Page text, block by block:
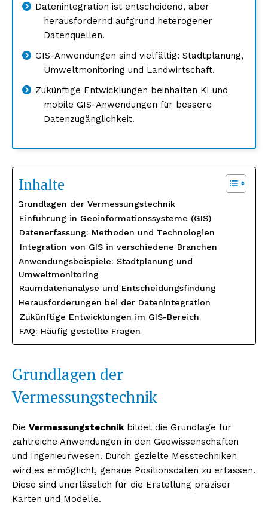
Datenintegration ist entscheidend, aber
herausfordernd aufgrund heterogener
Datenquellen.
GIS-Anwendungen sind vielfältig: Stadtplanung,
Umweltmonitoring und Landwirtschaft.
Zukünftige Entwicklungen beinhalten KI und
mobile GIS-Anwendungen für bessere
Datenzugänglichkeit.
Inhalte
Grundlagen der Vermessungstechnik
Einführung in Geoinformationssysteme (GIS)
Datenerfassung: Methoden und Technologien
Integration von GIS in verschiedene Branchen
Anwendungsbeispiele: Stadtplanung und
Umweltmonitoring
Raumdatenanalyse und Entscheidungsfindung
Herausforderungen bei der Datenintegration
Zukünftige Entwicklungen im GIS-Bereich
FAQ: Häufig gestellte Fragen
Grundlagen der
Vermessungstechnik
Die Vermessungstechnikbildet die Grundlage für
zahlreiche Anwendungen in den Geowissenschaften
und Ingenieurwesen. Durch gezielte Messtechniken
wird es ermöglicht, genaue Positionsdaten zu erfassen.
Diese sind unerlässlich für die Erstellung präziser
Karten und Modelle.